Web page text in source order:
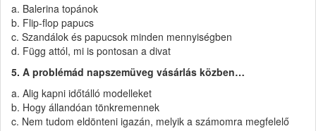
a. Balerina topánok
b. Flip-flop papucs
c. Szandálok és papucsok minden mennyiségben
d. Függ attól, mi is pontosan a divat
5. A problémád napszemüveg vásárlás közben…
a. Alig kapni időtálló modelleket
b. Hogy állandóan tönkremennek
c. Nem tudom eldönteni igazán, melyik a számomra megfelelő